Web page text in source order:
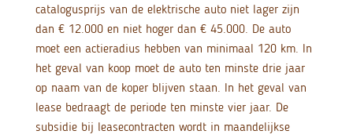
catalogusprijs van de elektrische auto niet lager zijn
dan € 12.000 en niet hoger dan € 45.000. De auto
moet een actieradius hebben van minimaal 120 km. In
het geval van koop moet de auto ten minste drie jaar
op naam van de koper blijven staan. In het geval van
lease bedraagt de periode ten minste vier jaar. De
subsidie bij leasecontracten wordt in maandelijkse